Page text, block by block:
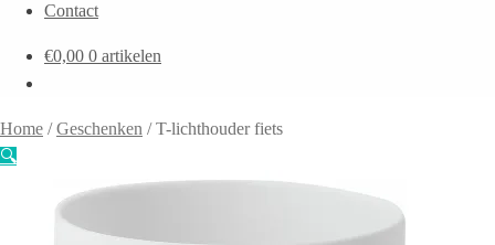
Contact
€0,00 0 artikelen
Home /Geschenken /T-lichthouder fiets
🔍